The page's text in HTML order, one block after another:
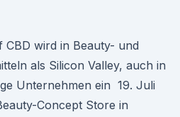
CBD wird in Beauty- und
als Silicon Valley, auch in
Unternehmen ein 19. Juli
Concept Store in